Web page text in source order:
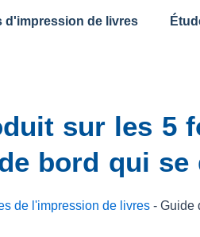
d'impression de livres
sur les 5
bord qui se
de l'impression de livres-